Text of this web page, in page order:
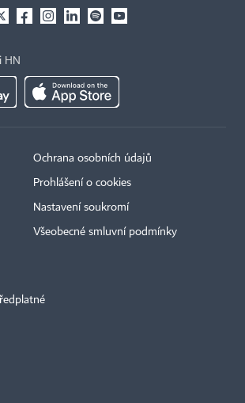
HN
Ochrana osobních údajů
Prohlášení o cookies
Nastavení soukromí
Všeobecné smluvní podmínky